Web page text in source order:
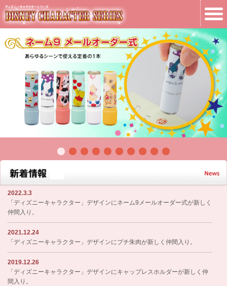
2022.3.3
「ディズニーキャラクター」デザインにネーム9メールオーダー式が新しく
仲間入り。
2021.12.24
「ディズニーキャラクター」デザインにプチ朱肉が新しく仲間入り。
2019.12.26
「ディズニーキャラクター」デザインにキャップレスホルダーが新しく仲
間入り。